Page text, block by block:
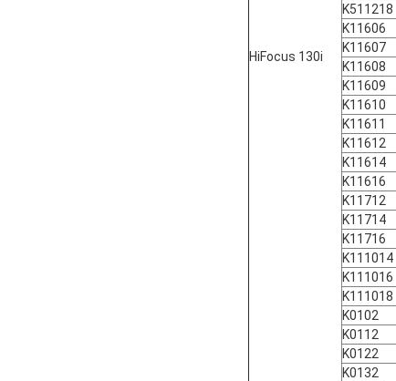
HiFocus 130i
K511218
K11606
K11607
K11608
K11609
K11610
K11611
K11612
K11614
K11616
K11712
K11714
K11716
K111014
K111016
K111018
K0102
K0112
K0122
K0132